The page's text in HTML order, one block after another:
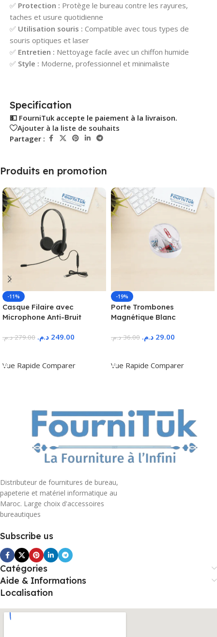
✅ Protection : Protège le bureau contre les rayures,
taches et usure quotidienne
✅ Utilisation souris : Compatible avec tous types de
souris optiques et laser
✅ Entretien : Nettoyage facile avec un chiffon humide
✅ Style : Moderne, professionnel et minimaliste
Specification
💵 FourniTuk accepte le paiement à la livraison.
Ajouter à la liste de souhaits
Partager :
Produits en promotion
-11%
Casque Filaire avec
Microphone Anti-Bruit
279.00 د.م. 249.00 د.م.
Vue Rapide Comparer
-19%
Porte Trombones
Magnétique Blanc
36.00 د.م. 29.00 د.م.
Vue Rapide Comparer
Distributeur de fournitures de bureau,
papeterie et matériel informatique au
Maroc. Large choix d'accessoires
bureautiques
Subscribe us
Catégories
Aide & Informations
Localisation